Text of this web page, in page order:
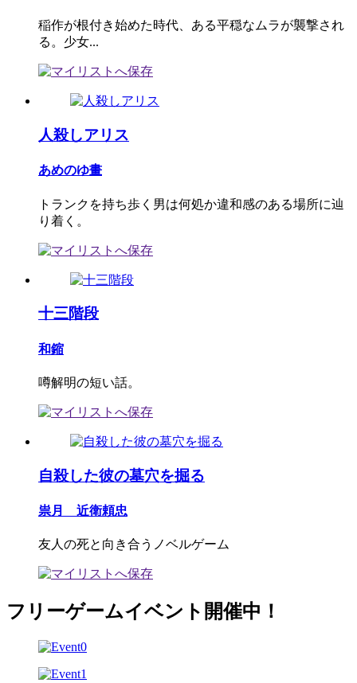
稲作が根付き始めた時代、ある平穏なムラが襲撃され
る。少女...
人殺しアリス
あめのゆ畫
トランクを持ち歩く男は何処か違和感のある場所に辿
り着く。
十三階段
和鏥
噂解明の短い話。
自殺した彼の墓穴を掘る
祟月 近衛頼忠
友人の死と向き合うノベルゲーム
フリーゲームイベント開催中！